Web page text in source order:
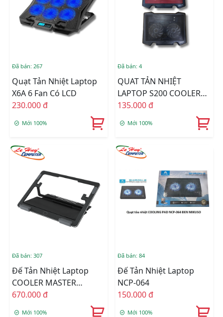
Đã bán: 267
Quạt Tản Nhiệt Laptop
X6A 6 Fan Có LCD
230.000 đ
Mới 100%
Đã bán: 4
QUAT TẢN NHIỆT
LAPTOP S200 COOLER
PAD (ĐEN/ĐỎ)
135.000 đ
Mới 100%
Đã bán: 307
Đế Tản Nhiệt Laptop
COOLER MASTER
NOTEPAL ERGOSTAND
670.000 đ
Mới 100%
Đã bán: 84
Đế Tản Nhiệt Laptop
NCP-064
150.000 đ
Mới 100%